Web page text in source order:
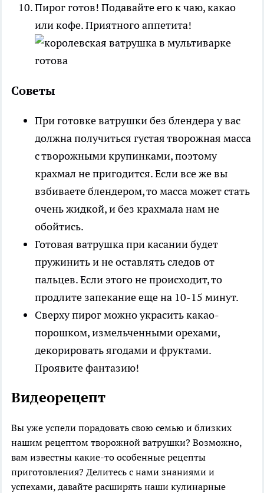
Пирог готов! Подавайте его к чаю, какао
или кофе. Приятного аппетита!
Советы
При готовке ватрушки без блендера у вас
должна получиться густая творожная масса
с творожными крупинками, поэтому
крахмал не пригодится. Если все же вы
взбиваете блендером, то масса может стать
очень жидкой, и без крахмала нам не
обойтись.
Готовая ватрушка при касании будет
пружинить и не оставлять следов от
пальцев. Если этого не происходит, то
продлите запекание еще на 10-15 минут.
Сверху пирог можно украсить какао-
порошком, измельченными орехами,
декорировать ягодами и фруктами.
Проявите фантазию!
Видеорецепт
Вы уже успели порадовать свою семью и близких
нашим рецептом творожной ватрушки? Возможно,
вам известны какие-то особенные рецепты
приготовления? Делитесь с нами знаниями и
успехами, давайте расширять наши кулинарные